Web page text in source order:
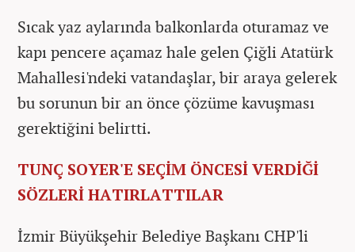
Sıcak yaz aylarında balkonlarda oturamaz ve
kapı pencere açamaz hale gelen Çiğli Atatürk
Mahallesi'ndeki vatandaşlar, bir araya gelerek
bu sorunun bir an önce çözüme kavuşması
gerektiğini belirtti.
TUNÇ SOYER'E SEÇİM ÖNCESİ VERDİĞİ
SÖZLERİ HATIRLATTILAR
İzmir Büyükşehir Belediye Başkanı CHP'li